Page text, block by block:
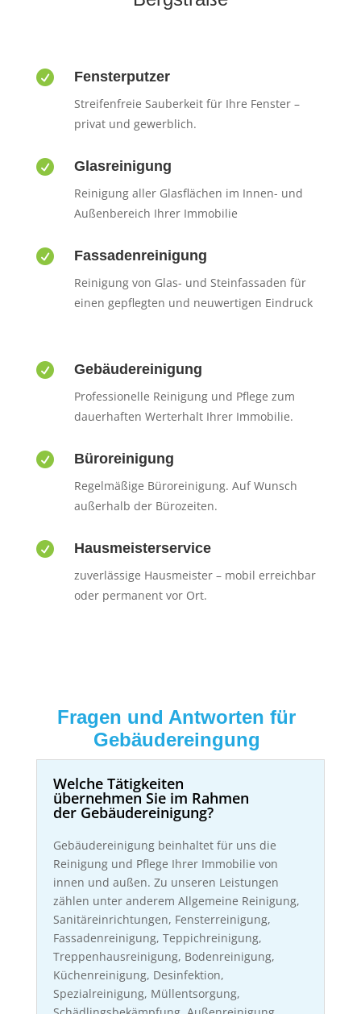
 Fensterputzer
Streifenfreie Sauberkeit für Ihre Fenster –
privat und gewerblich.
 Glasreinigung
Reinigung aller Glasflächen im Innen- und
Außenbereich Ihrer Immobilie
 Fassadenreinigung
Reinigung von Glas- und Steinfassaden für
einen gepflegten und neuwertigen Eindruck
 Gebäudereinigung
Professionelle Reinigung und Pflege zum
dauerhaften Werterhalt Ihrer Immobilie.
 Büroreinigung
Regelmäßige Büroreinigung. Auf Wunsch
außerhalb der Bürozeiten.
 Hausmeisterservice
zuverlässige Hausmeister – mobil erreichbar
oder permanent vor Ort.
Fragen und Antworten für
Gebäudereingung
Welche Tätigkeiten
übernehmen Sie im Rahmen
der Gebäudereinigung?
Gebäudereinigung beinhaltet für uns die
Reinigung und Pflege Ihrer Immobilie von
innen und außen. Zu unseren Leistungen
zählen unter anderem Allgemeine Reinigung,
Sanitäreinrichtungen, Fensterreinigung,
Fassadenreinigung, Teppichreinigung,
Treppenhausreinigung, Bodenreinigung,
Küchenreinigung, Desinfektion,
Spezialreinigung, Müllentsorgung,